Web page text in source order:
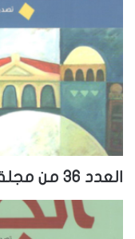
العدد 36 من مجلة “الجسرة الثقافية”